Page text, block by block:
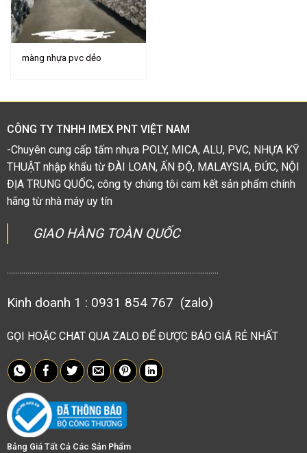
màng nhựa pvc dẻo
CÔNG TY TNHH IMEX PNT VIỆT NAM
-Chuyên cung cấp tấm nhựa POLY, MICA, ALU, PVC, NHỰA KỸ
THUẬT nhập khẩu từ ĐÀI LOAN, ẤN ĐỘ, MALAYSIA, ĐỨC, NỘI
ĐỊA TRUNG QUỐC, công ty chúng tôi cam kết sản phẩm chính
hãng từ nhà máy uy tín
GIAO HÀNG TOÀN QUỐC
.......................................................................................................
Kinh doanh 1 : 0931 854 767 (zalo)
GỌI HOẶC CHAT QUA ZALO ĐỂ ĐƯỢC BÁO GIÁ RẺ NHẤT
Bảng Giá Tất Cả Các Sản Phẩm